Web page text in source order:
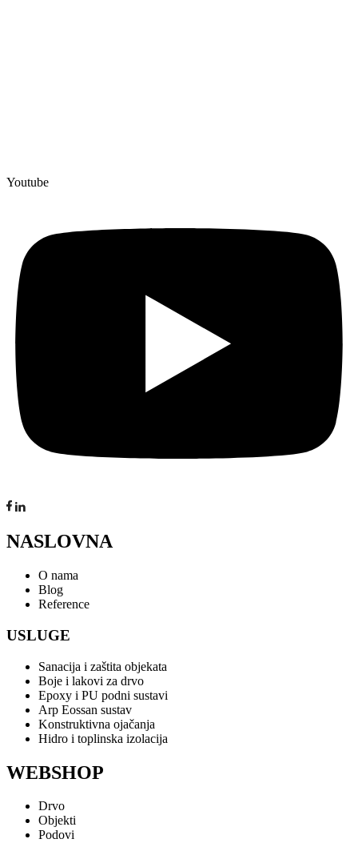
Youtube
NASLOVNA
O nama
Blog
Reference
USLUGE
Sanacija i zaštita objekata
Boje i lakovi za drvo
Epoxy i PU podni sustavi
Arp Eossan sustav
Konstruktivna ojačanja
Hidro i toplinska izolacija
WEBSHOP
Drvo
Objekti
Podovi